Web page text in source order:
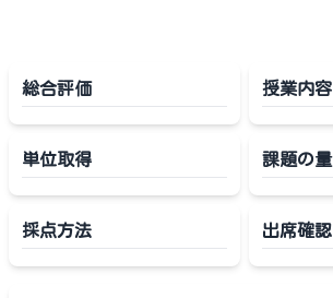
総合評価 授業内容
単位取得 課題の量
採点方法 出席確認